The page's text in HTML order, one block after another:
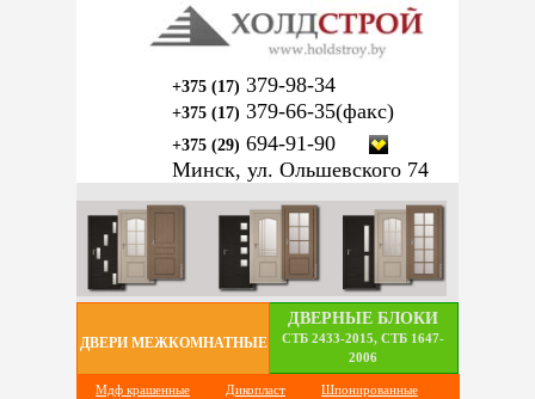
+375 (17) 379-98-34
+375 (17) 379-66-35(факс)
+375 (29) 694-91-90
Минск, ул. Ольшевского 74
ДВЕРНЫЕ БЛОКИ
СТБ 2433-2015, СТБ 1647-
2006
ДВЕРИ МЕЖКОМНАТНЫЕ
Мдф крашенные Дикопласт Шпонированные